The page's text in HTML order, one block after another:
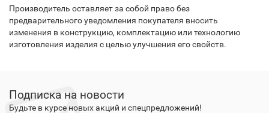
Производитель оставляет за собой право без
предварительного уведомления покупателя вносить
изменения в конструкцию, комплектацию или технологию
изготовления изделия с целью улучшения его свойств.
Подписка на новости
Будьте в курсе новых акций и спецпредложений!